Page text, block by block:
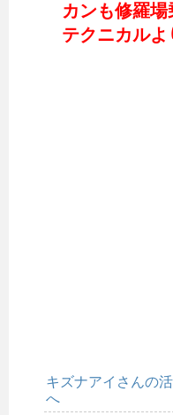
カンも修羅
テクニカルよ
キズナアイさんの
へ